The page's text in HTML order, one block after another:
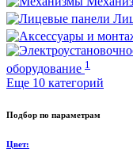
оборудование 1
Еще 10 категорий
Подбор по параметрам
Цвет: